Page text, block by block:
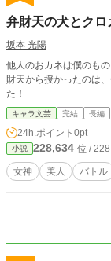
弁財天の犬とクロ
坂本 光陽
他人のおカネは僕のもの！ 誰
財天から授かったのは
た！
キャラ文芸 完結 長編
24h.ポイント 0pt
小説 228,634 位 /
女神 美人 バトル